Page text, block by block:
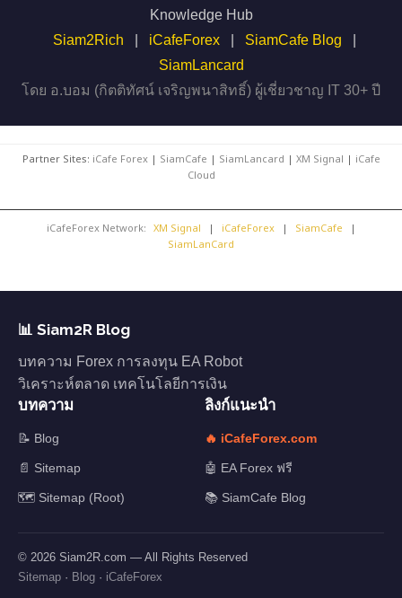
Knowledge Hub
Siam2Rich
iCafeForex SiamCafe Blog
SiamLancard
โดย อ.บอม (กิตติทัศน์ เจริญพนาสิทธิ์) ผู้เชี่ยวชาญ IT 30+ ปี
Partner Sites: iCafe Forex| SiamCafe | SiamLancard | XM Signal | iCafe
Cloud
iCafeForex Network: XM Signal | iCafeForex | SiamCafe
|
SiamLanCard
📊 Siam2R Blog
บทความ Forex การลงทุน EA Robot
วิเคราะห์ตลาด เทคโนโลยีการเงิน
บทความ
📝 Blog
📄 Sitemap
🗺️ Sitemap (Root)
ลิงก์แนะนำ
🔥 iCafeForex.com
🤖 EA Forex ฟรี
📚 SiamCafe Blog
© 2026 Siam2R.com — All Rights Reserved
Sitemap · Blog · iCafeForex